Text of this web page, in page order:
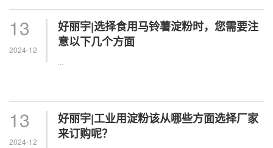
13
2024-12
好丽宇|选择食用马铃薯淀粉时，您需要注
意以下几个方面
...
13
2024-12
好丽宇|工业用淀粉该从哪些方面选择厂家
来订购呢？